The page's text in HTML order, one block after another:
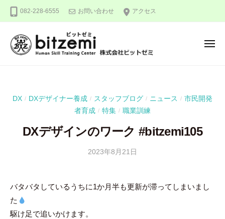
082-228-6555 お問い合わせ アクセス
を
メ
DX / DXデザイナー養成 / スタッフブログ / ニュース / 市民開発
者育成 / 特集 / 職業訓練
DXデザインのワーク #bitzemi105
2023年8月21日
田
バタバタしているうちに1か月半も更新が滞ってしまいまし
た
駆け足で追いかけます。
会
社
ビ
ミ